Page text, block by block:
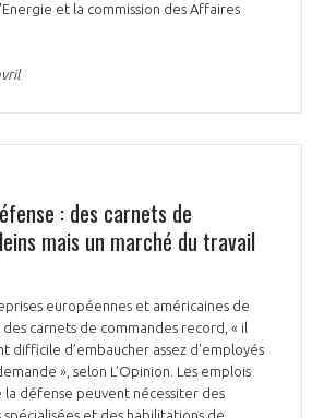
et la commission des Affaires
: des carnets de
mais un marché du travail
européennes et américaines de
carnets de commandes record, « il
difficile d’embaucher assez d’employés
», selon L’Opinion. Les emplois
la défense peuvent nécessiter des
et des habilitations de